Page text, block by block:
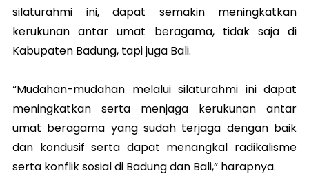
silaturahmi ini, dapat semakin meningkatkan
kerukunan antar umat beragama, tidak saja di
Kabupaten Badung, tapi juga Bali.
“Mudahan-mudahan melalui silaturahmi ini dapat
meningkatkan serta menjaga kerukunan antar
umat beragama yang sudah terjaga dengan baik
dan kondusif serta dapat menangkal radikalisme
serta konflik sosial di Badung dan Bali,” harapnya.